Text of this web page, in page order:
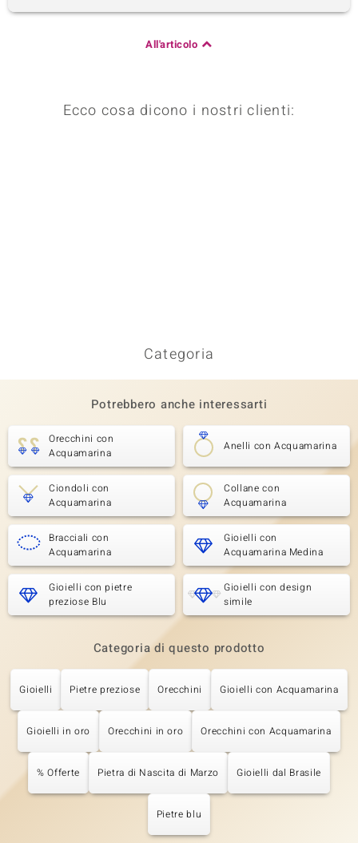
All'articolo
Ecco cosa dicono i nostri clienti:
Categoria
Potrebbero anche interessarti
Orecchini con
Acquamarina
Anelli con Acquamarina
Ciondoli con
Acquamarina
Collane con
Acquamarina
Bracciali con
Acquamarina
Gioielli con
Acquamarina Medina
Gioielli con pietre
preziose Blu
Gioielli con design
simile
Categoria di questo prodotto
Gioielli Pietre preziose Orecchini Gioielli con Acquamarina
Gioielli in oro Orecchini in oro Orecchini con Acquamarina
% Offerte Pietra di Nascita di Marzo Gioielli dal Brasile
Pietre blu